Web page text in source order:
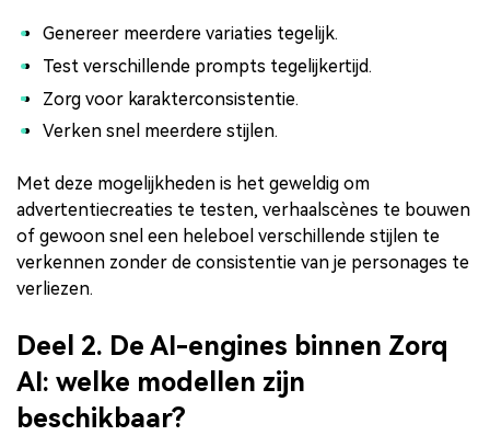
Genereer meerdere variaties tegelijk.
Test verschillende prompts tegelijkertijd.
Zorg voor karakterconsistentie.
Verken snel meerdere stijlen.
Met deze mogelijkheden is het geweldig om
advertentiecreaties te testen, verhaalscènes te bouwen
of gewoon snel een heleboel verschillende stijlen te
verkennen zonder de consistentie van je personages te
verliezen.
Deel 2. De AI-engines binnen Zorq
AI: welke modellen zijn
beschikbaar?